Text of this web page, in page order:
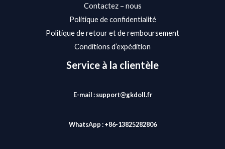
Contactez – nous
Politique de confidentialité
Politique de retour et de remboursement
Conditions d’expédition
Service à la clientèle
E-mail : support@gkdoll.fr
WhatsApp : +86-13825282806